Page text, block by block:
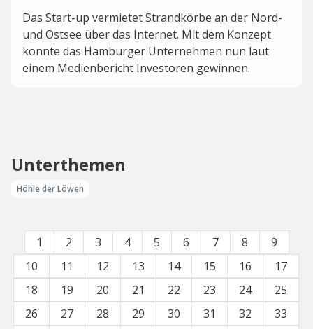
Das Start-up vermietet Strandkörbe an der Nord-
und Ostsee über das Internet. Mit dem Konzept
konnte das Hamburger Unternehmen nun laut
einem Medienbericht Investoren gewinnen.
Unterthemen
Höhle der Löwen
1 2 3 4 5 6 7 8
9
10
11 12 13 14 15 16
17
18
19 20 21 22 23 24
25
26
27 28 29 30 31 32
33